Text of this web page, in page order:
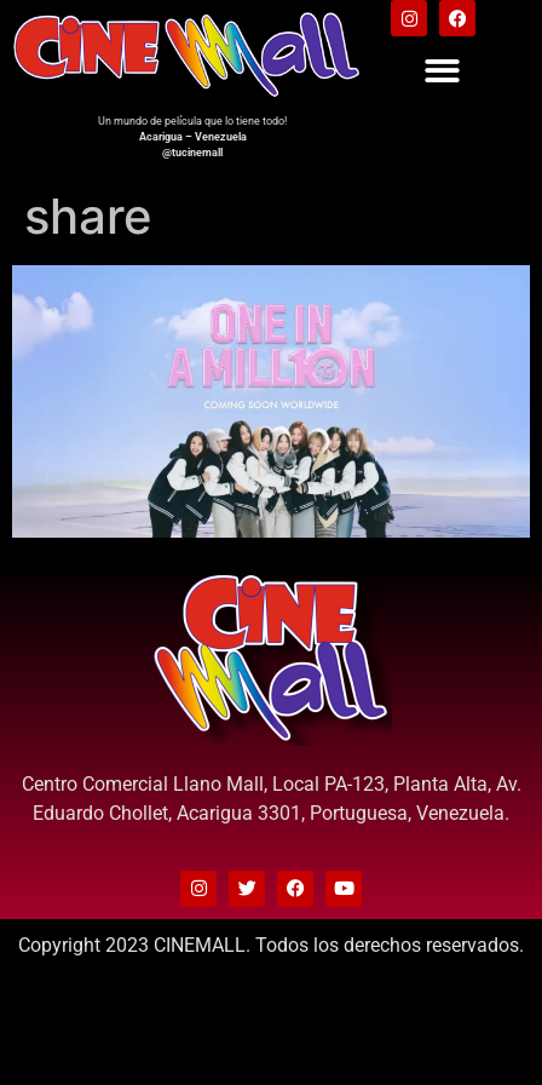
Un mundo de película que lo tiene todo!
Acarigua – Venezuela
@tucinemall
share
Centro Comercial Llano Mall, Local PA-123, Planta Alta, Av.
Eduardo Chollet, Acarigua 3301, Portuguesa, Venezuela.
Copyright 2023 CINEMALL. Todos los derechos reservados.